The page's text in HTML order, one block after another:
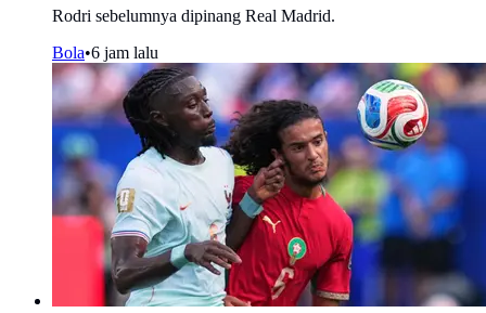
Rodri sebelumnya dipinang Real Madrid.
Bola•6 jam lalu